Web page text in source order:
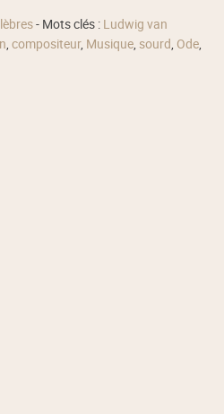
- Mots clés : Ludwig van
,compositeur, Musique, sourd, Ode,